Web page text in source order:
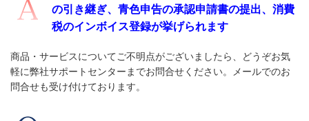
の引き継ぎ、青色申告の承認申請書の提出、消費
税のインボイス登録が挙げられます
商品・サービスについてご不明点がございましたら、どうぞお気
軽に弊社サポートセンターまでお問合せください。メールでのお
問合せも受け付けております。